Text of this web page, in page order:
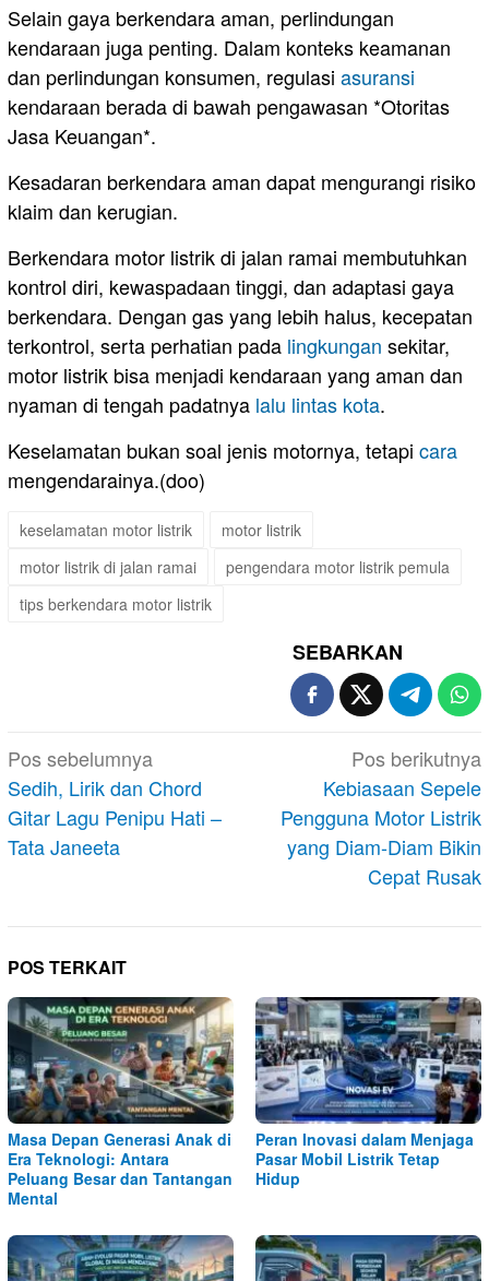
Selain gaya berkendara aman, perlindungan
kendaraan juga penting. Dalam konteks keamanan
dan perlindungan konsumen, regulasi asuransi
kendaraan berada di bawah pengawasan *Otoritas
Jasa Keuangan*.
Kesadaran berkendara aman dapat mengurangi risiko
klaim dan kerugian.
Berkendara motor listrik di jalan ramai membutuhkan
kontrol diri, kewaspadaan tinggi, dan adaptasi gaya
berkendara. Dengan gas yang lebih halus, kecepatan
terkontrol, serta perhatian pada lingkungan sekitar,
motor listrik bisa menjadi kendaraan yang aman dan
nyaman di tengah padatnya lalu lintas kota.
Keselamatan bukan soal jenis motornya, tetapi cara
mengendarainya.(doo)
keselamatan motor listrik
motor listrik
motor listrik di jalan ramai
pengendara motor listrik pemula
tips berkendara motor listrik
SEBARKAN
Navigasi
pos
Pos sebelumnya
Sedih, Lirik dan Chord
Gitar Lagu Penipu Hati –
Tata Janeeta
Pos berikutnya
Kebiasaan Sepele
Pengguna Motor Listrik
yang Diam-Diam Bikin
Cepat Rusak
POS TERKAIT
Masa Depan Generasi Anak di
Era Teknologi: Antara
Peluang Besar dan Tantangan
Mental
Peran Inovasi dalam Menjaga
Pasar Mobil Listrik Tetap
Hidup